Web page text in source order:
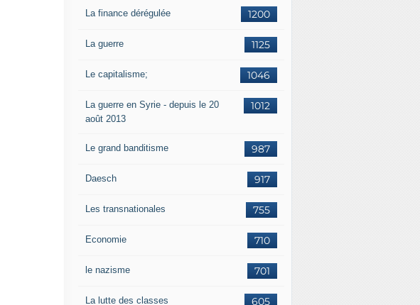
1200
La finance dérégulée
1125
La guerre
1046
Le capitalisme;
1012
La guerre en Syrie - depuis le 20
août 2013
987
Le grand banditisme
917
Daesch
755
Les transnationales
710
Economie
701
le nazisme
605
La lutte des classes